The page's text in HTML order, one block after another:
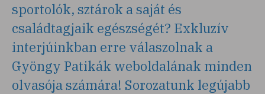
sportolók, sztárok a saját és
családtagjaik egészségét? Exkluzív
interjúinkban erre válaszolnak a
Gyöngy Patikák weboldalának minden
olvasója számára! Sorozatunk legújabb